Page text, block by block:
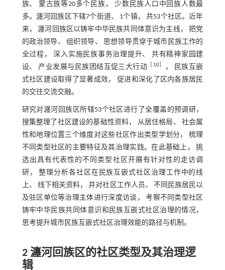
族、 蒙古族等20多个民族， 少数民族人口中回族人数最
多。瀍河回族区下辖7个街道、 1个镇， 共53个社区。近年
来， 瀍河回族区以铸牢中华民族共同体意识为主线， 把党
的政治领导、 组织领导、 思想领导贯穿于城市民族工作的
全过程， 深入实施民族事务治理提升、 共有精神家园建
设、 产业发展与民族团结互促三大行动
10］
， 民族互嵌
式社区建设取得了显著成效， 促进和深化了区内各族居民
的交往交流交融。
研究对瀍河回族区所辖53个社区进行了全覆盖的预调研，
搜集整理了社区建设的基础性资料， 从居住格局、 社会属
性和地理位置三个维度对这些社区作出类型学划分， 梳理
不同类型社区的主要特征及其治理实践。在此基础上， 挑
选出具有代表性的不同类型社区开展有针对性的走访调
研， 整理分析各社区在民族互嵌式社区治理工作中的线
上、 线下相关资料， 并对社区工作人员、 不同民族居民以
及驻区单位等治理主体进行深度访谈， 考察不同类型社区
铸牢中华民族共同体意识和民族互嵌式社区治理的情况，
思考提升城市民族互嵌式社区治理效能的路径与机制。
2 瀍河回族区的社区类型及其治理逻
辑